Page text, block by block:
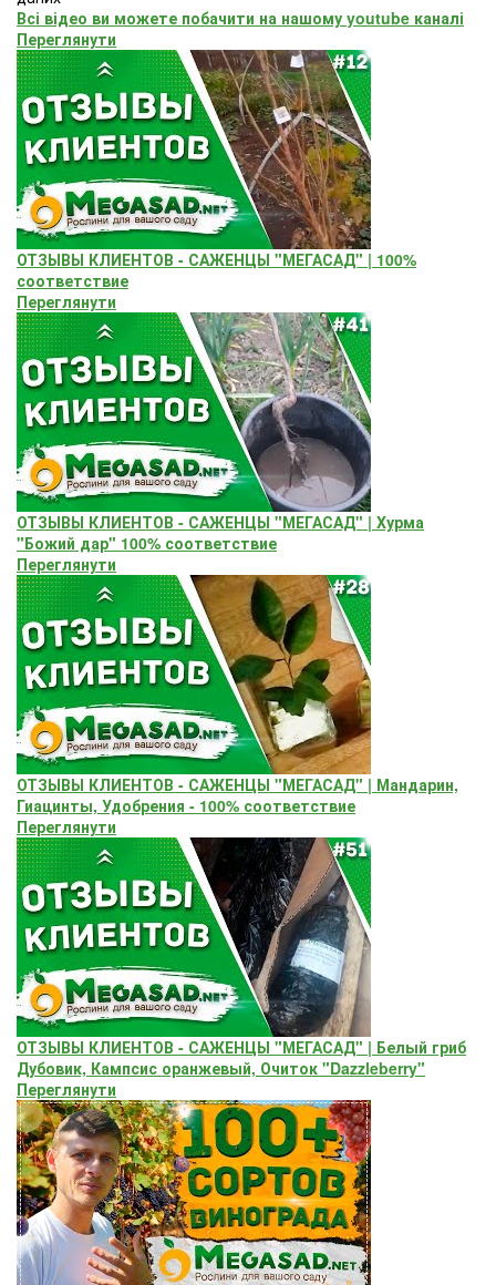
Всі відео ви можете побачити на нашому youtube каналі
Переглянути
ОТЗЫВЫ КЛИЕНТОВ - САЖЕНЦЫ "МЕГАСАД" | 100%
соответствие
Переглянути
ОТЗЫВЫ КЛИЕНТОВ - САЖЕНЦЫ "МЕГАСАД" | Хурма
"Божий дар" ​100% соответствие
Переглянути
ОТЗЫВЫ КЛИЕНТОВ - САЖЕНЦЫ "МЕГАСАД" | Мандарин,
Гиацинты, Удобрения - 100% соответствие
Переглянути
ОТЗЫВЫ КЛИЕНТОВ - САЖЕНЦЫ "МЕГАСАД" | Белый гриб
Дубовик, Кампсис оранжевый, Очиток "Dazzleberry"
Переглянути